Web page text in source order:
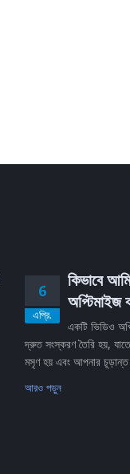
6
এপ্রি.
কিভাবে
অপ্টিমাইজ
একটি ভিডিও
দ্রুত সংস্করণ তৈরি হয়,
মসৃণ হয় এবং আপনার চূড়ান্ত
আরও পড়ুন